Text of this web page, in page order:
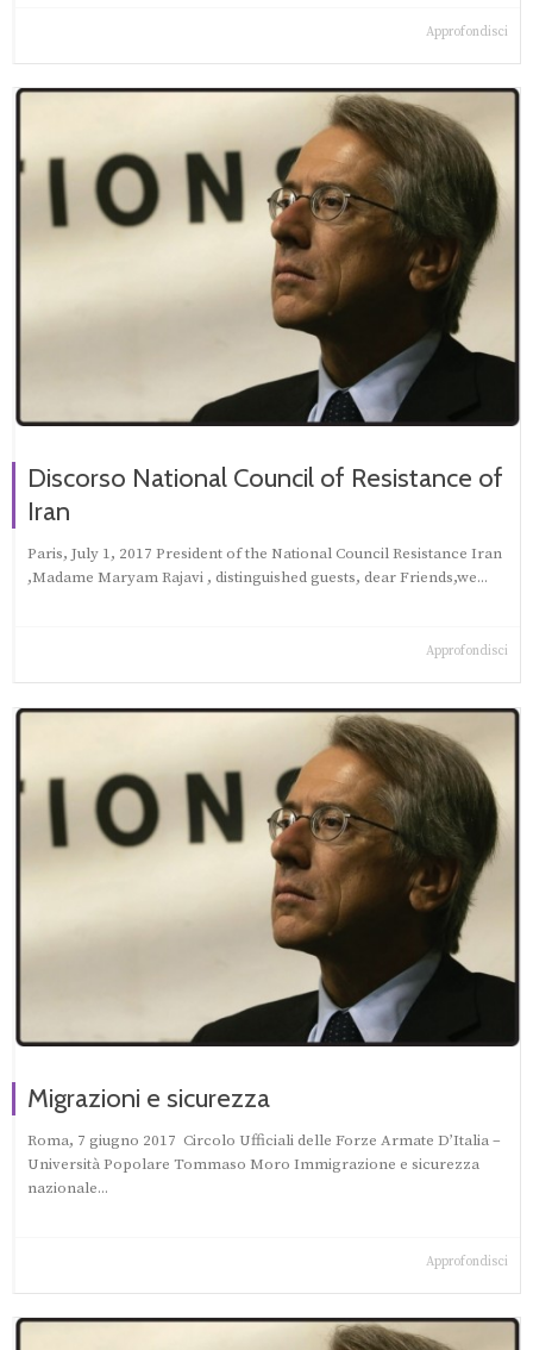
Approfondisci
Discorso National Council of Resistance of
Iran
Paris, July 1, 2017 President of the National Council Resistance Iran
,Madame Maryam Rajavi‎ , distinguished guests, dear Friends,we...
Approfondisci
Migrazioni e sicurezza
Roma, 7 giugno 2017 Circolo Ufficiali delle Forze Armate D’Italia –
Università Popolare Tommaso Moro Immigrazione e sicurezza
nazionale...
Approfondisci